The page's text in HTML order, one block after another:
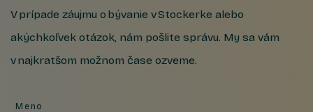
V prípade záujmu o bývanie v Stockerke alebo
akýchkoľvek otázok, nám pošlite správu. My sa vám
v najkratšom možnom čase ozveme.
Meno